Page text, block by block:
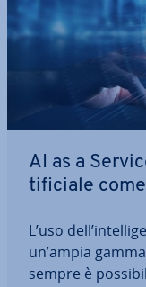
AI as a
ti­fi­cia­le
L’uso
un’ampia
sempre è